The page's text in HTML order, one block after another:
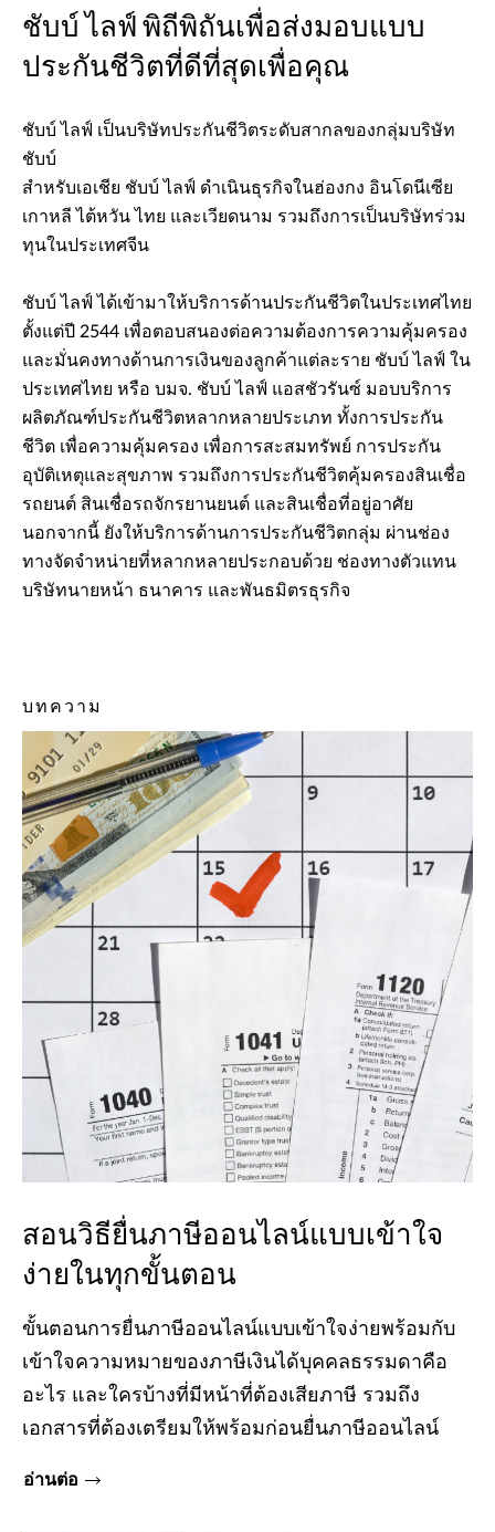
ชับบ์ ไลฟ์ พิถีพิถันเพื่อส่งมอบแบบ
ประกันชีวิตที่ดีที่สุดเพื่อคุณ
ชับบ์ ไลฟ์ เป็นบริษัทประกันชีวิตระดับสากลของกลุ่มบริษัท
ชับบ์
สำหรับเอเชีย ชับบ์ ไลฟ์ ดำเนินธุรกิจในฮ่องกง อินโดนีเซีย
เกาหลี ไต้หวัน ไทย และเวียดนาม รวมถึงการเป็นบริษัทร่วม
ทุนในประเทศจีน
ชับบ์ ไลฟ์ ได้เข้ามาให้บริการด้านประกันชีวิตในประเทศไทย
ตั้งแต่ปี 2544 เพื่อตอบสนองต่อความต้องการความคุ้มครอง
และมั่นคงทางด้านการเงินของลูกค้าแต่ละราย ชับบ์ ไลฟ์ ใน
ประเทศไทย หรือ บมจ. ชับบ์ ไลฟ์ แอสชัวรันซ์ มอบบริการ
ผลิตภัณฑ์ประกันชีวิตหลากหลายประเภท ทั้งการประกัน
ชีวิต เพื่อความคุ้มครอง เพื่อการสะสมทรัพย์ การประกัน
อุบัติเหตุและสุขภาพ รวมถึงการประกันชีวิตคุ้มครองสินเชื่อ
รถยนต์ สินเชื่อรถจักรยานยนต์ และสินเชื่อที่อยู่อาศัย
นอกจากนี้ ยังให้บริการด้านการประกันชีวิตกลุ่ม ผ่านช่อง
ทางจัดจำหน่ายที่หลากหลายประกอบด้วย ช่องทางตัวแทน
บริษัทนายหน้า ธนาคาร และพันธมิตรธุรกิจ
บทความ
สอนวิธียื่นภาษีออนไลน์แบบเข้าใจ
ง่ายในทุกขั้นตอน
ขั้นตอนการยื่นภาษีออนไลน์แบบเข้าใจง่ายพร้อมกับ
เข้าใจความหมายของภาษีเงินได้บุคคลธรรมดาคือ
อะไร และใครบ้างที่มีหน้าที่ต้องเสียภาษี รวมถึง
เอกสารที่ต้องเตรียมให้พร้อมก่อนยื่นภาษีออนไลน์
อ่านต่อ